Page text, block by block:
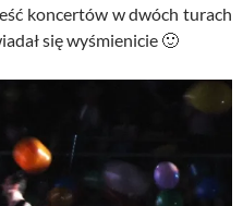
koncertów w dwóch turach
się wyśmienicie 🙂